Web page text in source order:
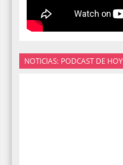
NOTICIAS: PODCAST DE HOY